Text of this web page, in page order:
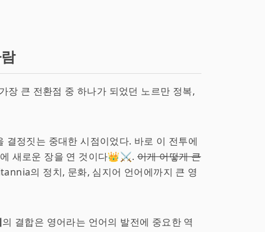
장 큰 전환점 중 하나가 되었던 노르만 정복,
정짓는 중대한 시점이었다. 바로 이 전투에
에 새로운 장을 연 것이다👑⚔️.이게 어떻게 큰
의 정치, 문화, 심지어 언어에까지 큰 영
의 결합은 영어라는 언어의 발전에 중요한 역